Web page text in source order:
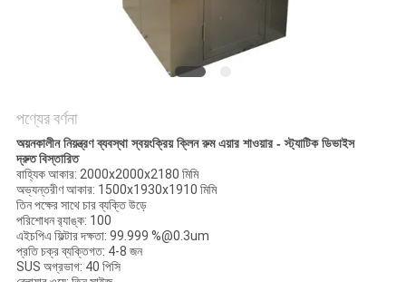
পণ্যের বর্ণনা
অয়নকালীন নিয়ন্ত্রণ ব্যবস্থা স্বয়ংক্রিয় ক্লিন রুম এয়ার শাওয়ার - স্ট্যাটিক ডিভাইস
দ্রুত বিস্তারিত
বাহ্যিক আকার: 2000x2000x2180 মিমি
অভ্যন্তরীণ আকার: 1500x1930x1910 মিমি
তিন পক্ষের সাথে চার ব্যক্তি উড়ে
পরিশোধন র‌্যাঙ্ক: 100
এইচপিএ ফিল্টার দক্ষতা: 99.999 %@0.3um
প্রতি চক্র ব্যক্তিগত: 4-8 জন
SUS অগ্রভাগ: 40 পিসি